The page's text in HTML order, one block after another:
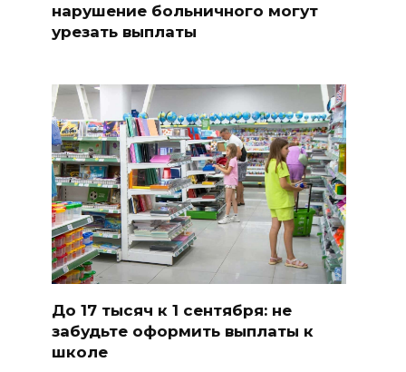
нарушение больничного могут
урезать выплаты
До 17 тысяч к 1 сентября: не
забудьте оформить выплаты к
школе